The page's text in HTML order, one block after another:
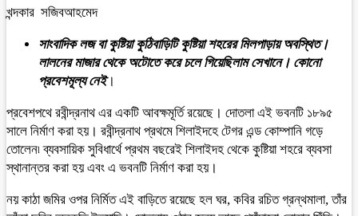
খন্দকার সজিবআহমেদ
সাংবাদিক লজ বা কুষ্টিয়া কুঠিবাড়িটি কুষ্টিয়া শহরের মিলপাড়ায় অবস্থিত।
লালনের মাজার থেকে অটোতে করে চলে গিয়েছিলাম সেখানে। কোনো
প্রবেশমূল্য নেই।
প্রবেশপথে রবীন্দ্রনাথ এর একটি আবক্ষমূর্তি রয়েছে। দোতলা এই ভবনটি ১৮৯৫
সালে নির্মাণ করা হয়। রবীন্দ্রনাথ প্রথমে শিলাইদহে টেগর এন্ড কোম্পানি গড়ে
তোলেন৷ ব্যবসায়িক সুবিধার্থে প্রথম বছরেই শিলাইদহ থেকে কুষ্টিয়া শহরে ব্যবসা
স্থানান্তর করা হয় এবং এ ভবনটি নির্মাণ করা হয়।
নয় কাঠা জমির ওপর নির্মিত এই বাড়িতে রয়েছে হল ঘর, কবির রচিত গ্রন্থমালা, তাঁর